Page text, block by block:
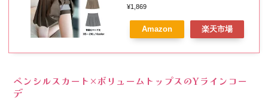
スカート ショートキュロット シ
ョートパンツ ハイウエスト 脚長
効果 美脚 ボトムス jk プリーツ
¥1,869
Amazon 楽天市場
ペンシルスカート×ボリュームトップスのYラインコー
デ